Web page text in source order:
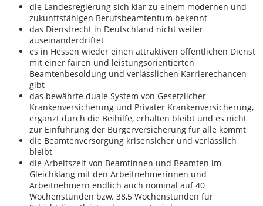
die Landesregierung sich klar zu einem modernen und
zukunftsfähigen Berufsbeamtentum bekennt
das Dienstrecht in Deutschland nicht weiter
auseinanderdriftet
es in Hessen wieder einen attraktiven öffentlichen Dienst
mit einer fairen und leistungsorientierten
Beamtenbesoldung und verlässlichen Karrierechancen
gibt
das bewährte duale System von Gesetzlicher
Krankenversicherung und Privater Krankenversicherung,
ergänzt durch die Beihilfe, erhalten bleibt und es nicht
zur Einführung der Bürgerversicherung für alle kommt
die Beamtenversorgung krisensicher und verlässlich
bleibt
die Arbeitszeit von Beamtinnen und Beamten im
Gleichklang mit den Arbeitnehmerinnen und
Arbeitnehmern endlich auch nominal auf 40
Wochenstunden bzw. 38,5 Wochenstunden für